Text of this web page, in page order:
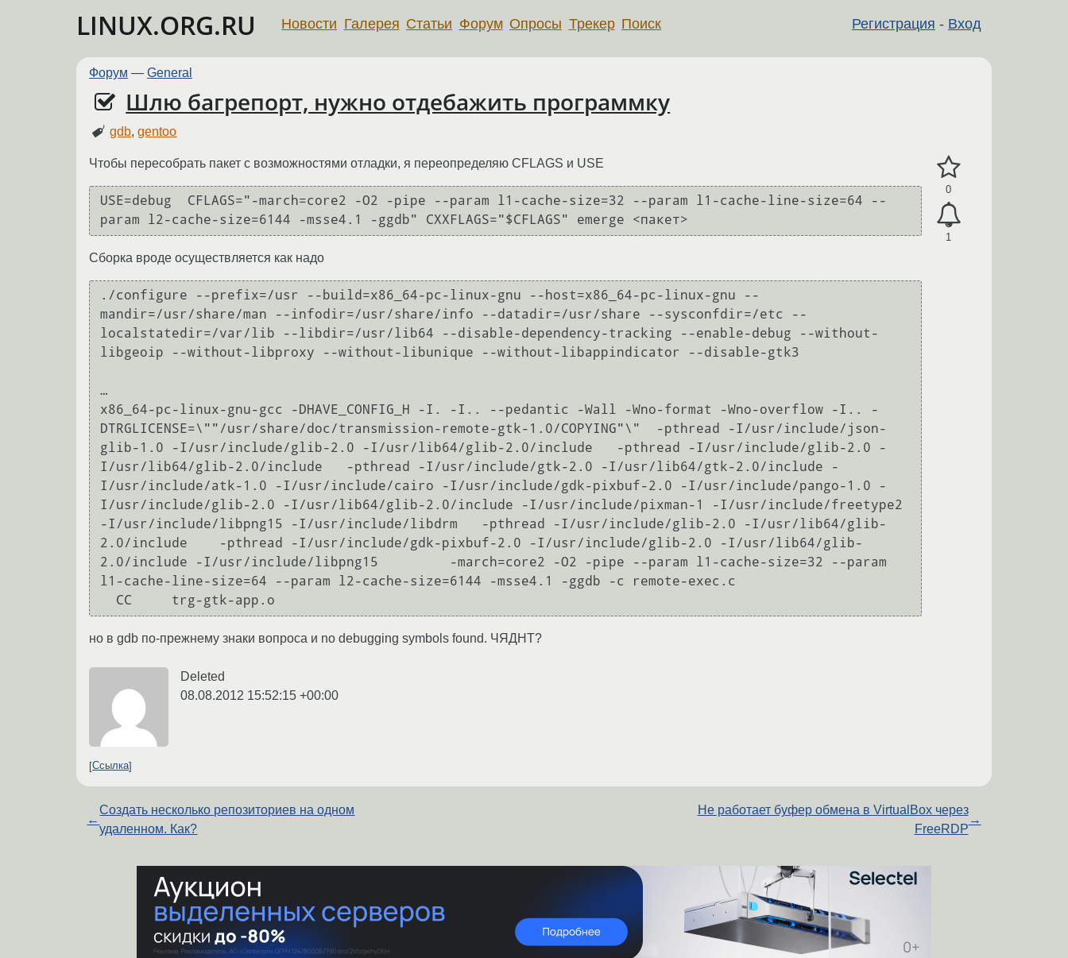
LINUX.ORG.RU Регистрация - Вход
Новости Галерея Статьи Форум Опросы Трекер Поиск
Форум — General
Шлю багрепорт, нужно отдебажить программку
gdb,gentoo
0
1
Чтобы пересобрать пакет с возможностями отладки, я переопределяю CFLAGS и USE
USE=debug  CFLAGS="-march=core2 -O2 -pipe --param l1-cache-size=32 --param l1-cache-line-size=64 --
Сборка вроде осуществляется как надо
./configure --prefix=/usr --build=x86_64-pc-linux-gnu --host=x86_64-pc-linux-gnu --
mandir=/usr/share/man --infodir=/usr/share/info --datadir=/usr/share --sysconfdir=/etc --
localstatedir=/var/lib --libdir=/usr/lib64 --disable-dependency-tracking --enable-debug --without-
libgeoip --without-libproxy --without-libunique --without-libappindicator --disable-gtk3
…
x86_64-pc-linux-gnu-gcc -DHAVE_CONFIG_H -I. -I.. --pedantic -Wall -Wno-format -Wno-overflow -I.. -
DTRGLICENSE=\""/usr/share/doc/transmission-remote-gtk-1.0/COPYING"\"  -pthread -I/usr/include/json-
glib-1.0 -I/usr/include/glib-2.0 -I/usr/lib64/glib-2.0/include   -pthread -I/usr/include/glib-2.0 -
I/usr/lib64/glib-2.0/include   -pthread -I/usr/include/gtk-2.0 -I/usr/lib64/gtk-2.0/include -
I/usr/include/atk-1.0 -I/usr/include/cairo -I/usr/include/gdk-pixbuf-2.0 -I/usr/include/pango-1.0 -
I/usr/include/glib-2.0 -I/usr/lib64/glib-2.0/include -I/usr/include/pixman-1 -I/usr/include/freetype2
-I/usr/include/libpng15 -I/usr/include/libdrm   -pthread -I/usr/include/glib-2.0 -I/usr/lib64/glib-
2.0/include    -pthread -I/usr/include/gdk-pixbuf-2.0 -I/usr/include/glib-2.0 -I/usr/lib64/glib-
2.0/include -I/usr/include/libpng15         -march=core2 -O2 -pipe --param l1-cache-size=32 --param
l1-cache-line-size=64 --param l2-cache-size=6144 -msse4.1 -ggdb -c remote-exec.c
но в gdb по-прежнему знаки вопроса и no debugging symbols found. ЧЯДНТ?
Deleted
08.08.2012 15:52:15 +00:00
Ссылка
←
Создать несколько репозиториев на одном
удаленном. Как?
Не работает буфер обмена в VirtualBox через
FreeRDP
→